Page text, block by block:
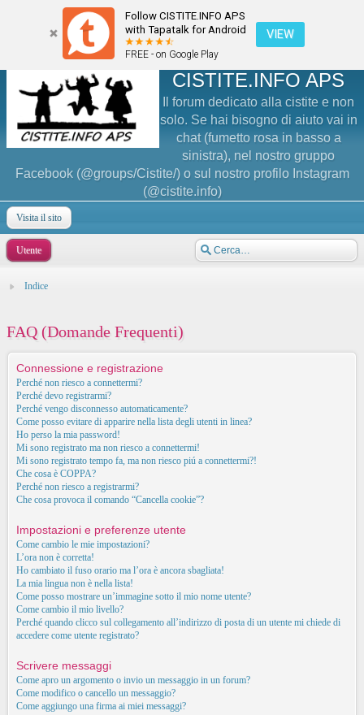
Follow CISTITE.INFO APS
with Tapatalk for Android
FREE - on Google Play
VIEW
CISTITE.INFO APS
Il forum dedicato alla cistite e non
solo. Se hai bisogno di aiuto vai in
chat (fumetto rosa in basso a
sinistra), nel nostro gruppo
Facebook (@groups/Cistite/) o sul nostro profilo Instagram
(@cistite.info)
Visita il sito
Utente
Indice
FAQ (Domande Frequenti)
Connessione e registrazione
Perché non riesco a connettermi?
Perché devo registrarmi?
Perché vengo disconnesso automaticamente?
Come posso evitare di apparire nella lista degli utenti in linea?
Ho perso la mia password!
Mi sono registrato ma non riesco a connettermi!
Mi sono registrato tempo fa, ma non riesco piú a connettermi?!
Che cosa è COPPA?
Perché non riesco a registrarmi?
Che cosa provoca il comando “Cancella cookie”?
Impostazioni e preferenze utente
Come cambio le mie impostazioni?
L’ora non è corretta!
Ho cambiato il fuso orario ma l’ora è ancora sbagliata!
La mia lingua non è nella lista!
Come posso mostrare un’immagine sotto il mio nome utente?
Come cambio il mio livello?
Perché quando clicco sul collegamento all’indirizzo di posta di un utente mi chiede di
accedere come utente registrato?
Scrivere messaggi
Come apro un argomento o invio un messaggio in un forum?
Come modifico o cancello un messaggio?
Come aggiungo una firma ai miei messaggi?